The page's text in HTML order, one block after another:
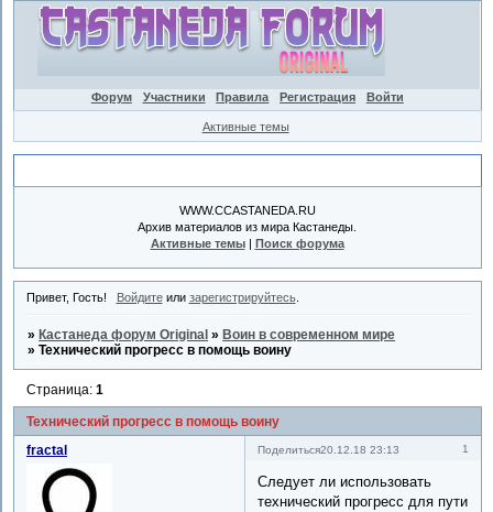
Форум Участники Правила Регистрация Войти
Активные темы
WWW.CCASTANEDA.RU
Архив материалов из мира Кастанеды.
Активные темы| Поиск форума
Привет, Гость! Войдитеили зарегистрируйтесь.
» Кастанеда форум Original » Воин в современном мире
»Технический прогресс в помощь воину
Технический прогресс в помощь воину
Страница:1
Поделиться 1
20.12.18 23:13
fractal
Следует ли использовать
технический прогресс для пути